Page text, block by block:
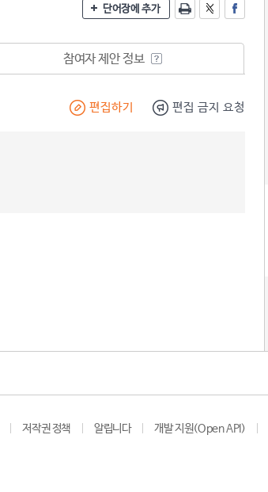
단어장에 추가
참여자 제안 정보
편집하기 편집 금지 요청
저작권 정책 알립니다 개발 지원(Open API)